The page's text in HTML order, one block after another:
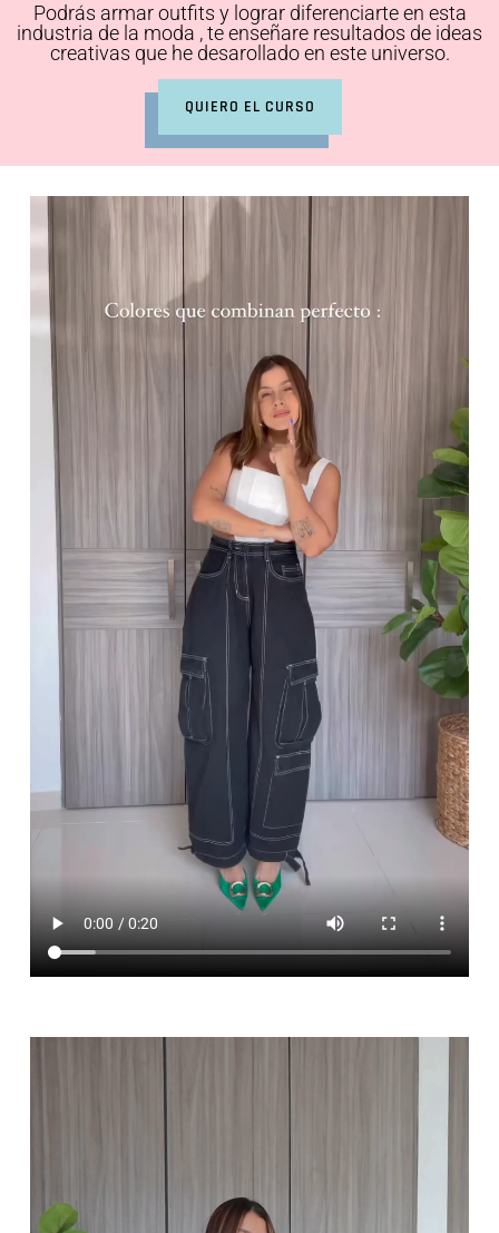
Podrás armar outfits y lograr diferenciarte en esta
industria de la moda , te enseñare resultados de ideas
creativas que he desarollado en este universo.
QUIERO EL CURSO